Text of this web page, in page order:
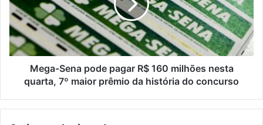
R$
160
milhões
nesta
quarta,
maior
Mega-Sena pode pagar R$ 160 milhões nesta
quarta, 7º maior prêmio da história do concurso